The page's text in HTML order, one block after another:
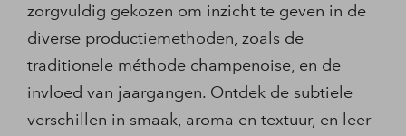
zorgvuldig gekozen om inzicht te geven in de
diverse productiemethoden, zoals de
traditionele méthode champenoise, en de
invloed van jaargangen. Ontdek de subtiele
verschillen in smaak, aroma en textuur, en leer